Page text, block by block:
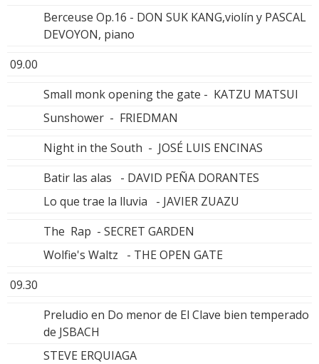
Berceuse Op.16 - DON SUK KANG,violín y PASCAL
DEVOYON, piano
09.00
Small monk opening the gate - KATZU MATSUI
Sunshower - FRIEDMAN
Night in the South - JOSÉ LUIS ENCINAS
Batir las alas - DAVID PEÑA DORANTES
Lo que trae la lluvia - JAVIER ZUAZU
The Rap - SECRET GARDEN
Wolfie's Waltz - THE OPEN GATE
09.30
Preludio en Do menor de El Clave bien temperado
de JSBACH
STEVE ERQUIAGA